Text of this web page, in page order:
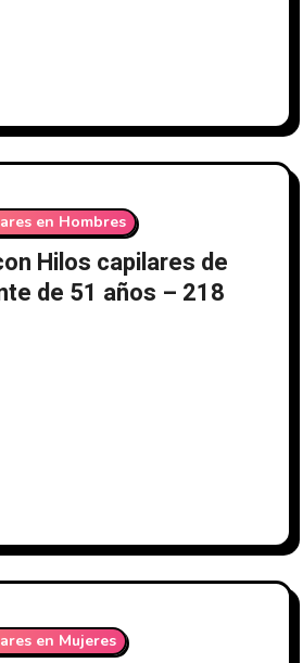
en Hombres
Hilos capilares de
de 51 años – 218
en Mujeres